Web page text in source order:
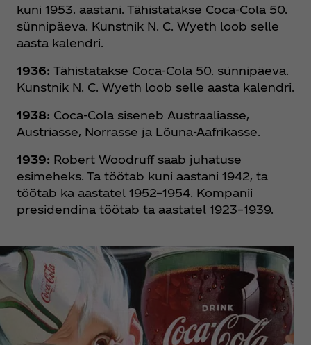
kuni 1953. aastani. Tähistatakse Coca‑Cola 50.
sünnipäeva. Kunstnik N. C. Wyeth loob selle
aasta kalendri.
1936: Tähistatakse Coca‑Cola 50. sünnipäeva.
Kunstnik N. C. Wyeth loob selle aasta kalendri.
1938: Coca‑Cola siseneb Austraaliasse,
Austriasse, Norrasse ja Lõuna-Aafrikasse.
1939: Robert Woodruff saab juhatuse
esimeheks. Ta töötab kuni aastani 1942, ta
töötab ka aastatel 1952–1954. Kompanii
presidendina töötab ta aastatel 1923–1939.